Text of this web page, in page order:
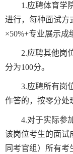
1.应聘体育学
进行，每种面试方
×50%+专业展示成
2.应聘其他岗
分为100分。
3.应聘所有岗
作答的，按零分处
4.对于实际参
该岗位考生的面试
同考官组）所有考